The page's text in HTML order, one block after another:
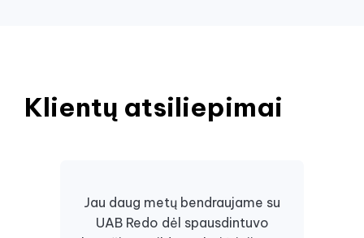
Klientų atsiliepimai
Jau daug metų bendraujame su
UAB Redo dėl spausdintuvo